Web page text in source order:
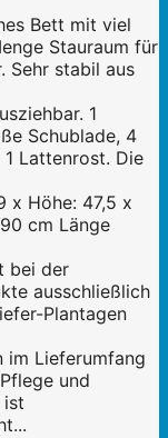
Bett mit viel
Stauraum für
Sehr stabil aus
1
Schublade, 4
Lattenrost. Die
x Höhe: 47,5 x
cm Länge
bei der
ausschließlich
Plantagen
im Lieferumfang
und
ist